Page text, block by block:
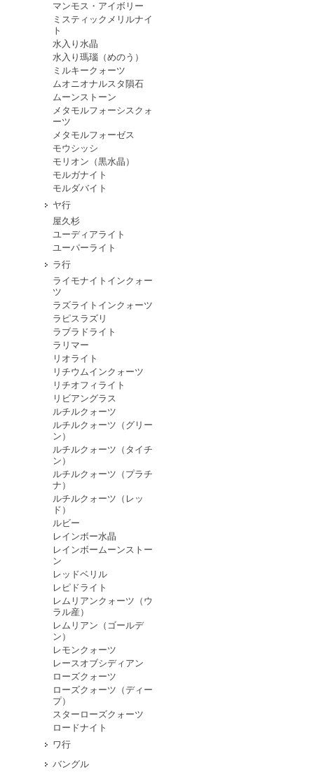
マンモス・アイボリー
ミスティックメリルナイ
ト
水入り水晶
水入り瑪瑙（めのう）
ミルキークォーツ
ムオニオナルスタ隕石
ムーンストーン
メタモルフォーシスクォ
ーツ
メタモルフォーゼス
モウシッシ
モリオン（黒水晶）
モルガナイト
モルダバイト
ヤ行
屋久杉
ユーディアライト
ユーパーライト
ラ行
ライモナイトインクォー
ツ
ラズライトインクォーツ
ラピスラズリ
ラブラドライト
ラリマー
リオライト
リチウムインクォーツ
リチオフィライト
リビアングラス
ルチルクォーツ
ルチルクォーツ（グリー
ン）
ルチルクォーツ（タイチ
ン）
ルチルクォーツ（プラチ
ナ）
ルチルクォーツ（レッ
ド）
ルビー
レインボー水晶
レインボームーンストー
ン
レッドベリル
レピドライト
レムリアンクォーツ（ウ
ラル産）
レムリアン（ゴールデ
ン）
レモンクォーツ
レースオブシディアン
ローズクォーツ
ローズクォーツ（ディー
プ）
スターローズクォーツ
ロードナイト
ワ行
バングル